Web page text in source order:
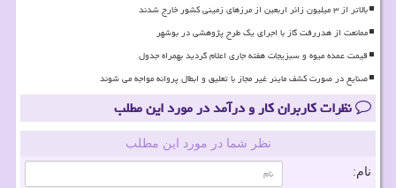
بالاتر از ۳ میلیون زائر اربعین از مرزهای زمینی کشور خارج شدند
ممانعت از هدررفت گاز با اجرای یک طرح پژوهشی در بوشهر
قیمت عمده میوه و سبزیجات هفته جاری اعلام گردید بهمراه جدول
صنایع در صورت کشف ماینر غیر مجاز با تعلیق و ابطال پروانه مواجه می شوند
نظرات کاربران کار و درآمد در مورد این مطلب
نظر شما در مورد این مطلب
نام: